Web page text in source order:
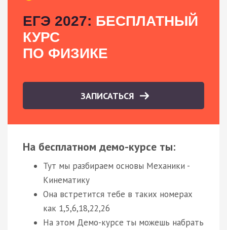
ЕГЭ 2027: БЕСПЛАТНЫЙ
КУРС
ПО ФИЗИКЕ
ЗАПИСАТЬСЯ
На бесплатном демо-курсе ты:
Тут мы разбираем основы Механики -
Кинематику
Она встретится тебе в таких номерах
как 1,5,6,18,22,26
На этом Демо-курсе ты можешь набрать